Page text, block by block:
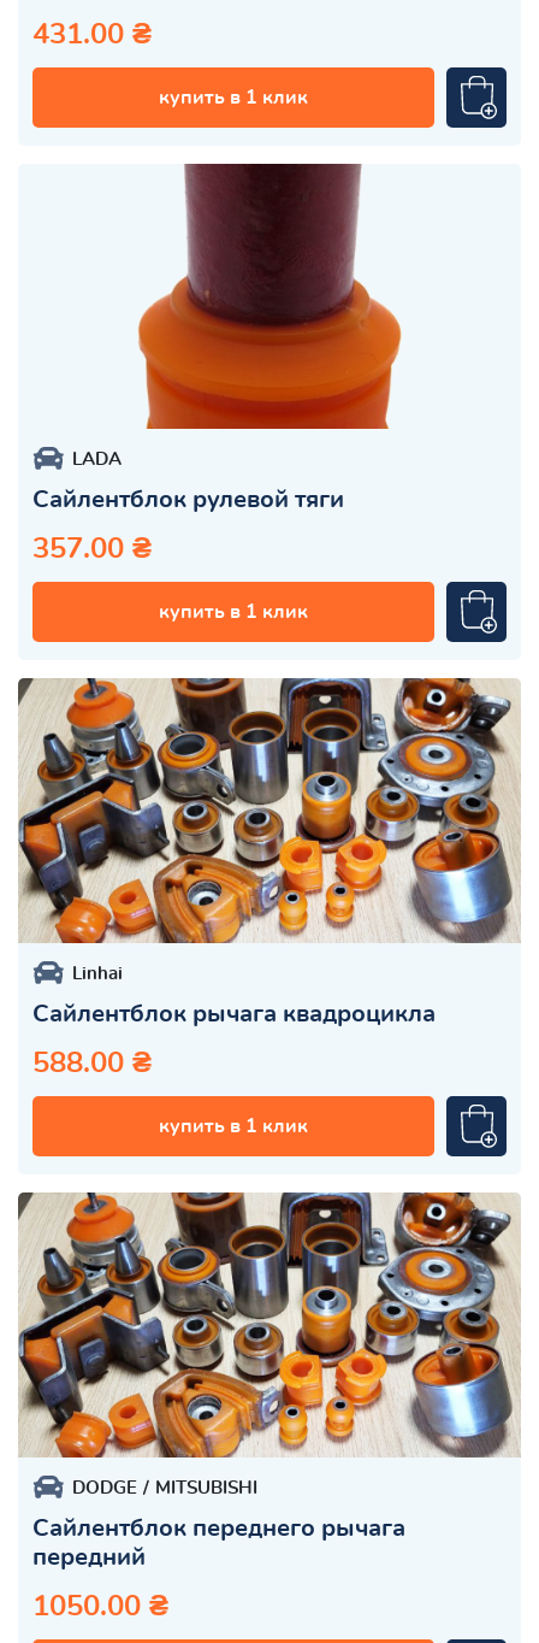
431.00 ₴
купить в 1 клик
LADA
Сайлентблок рулевой тяги
357.00 ₴
купить в 1 клик
Linhai
Сайлентблок рычага квадроцикла
588.00 ₴
купить в 1 клик
DODGE MITSUBISHI
Сайлентблок переднего рычага
передний
1050.00 ₴